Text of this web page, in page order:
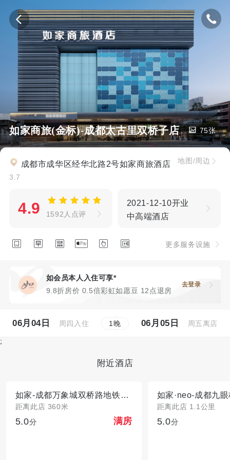
如家商旅(金标)-成都太古里双桥子店 75张
成都市成华区经华北路2号如家商旅酒店
3.7
地图/周边
4.9 1592人点评
2021-12-10开业
中高端酒店
      更多服务设施
如会员本人入住可享*
9.8折房价 0.5倍彩虹如愿豆 12点退房
去登录
06月04日 周四入住 1晚 06月05日 周五离店
;
附近酒店
如家-成都万象城双桥路地铁站店
距离此店 360米
5.0分 满房
距离此店 1.1公里
5.0分